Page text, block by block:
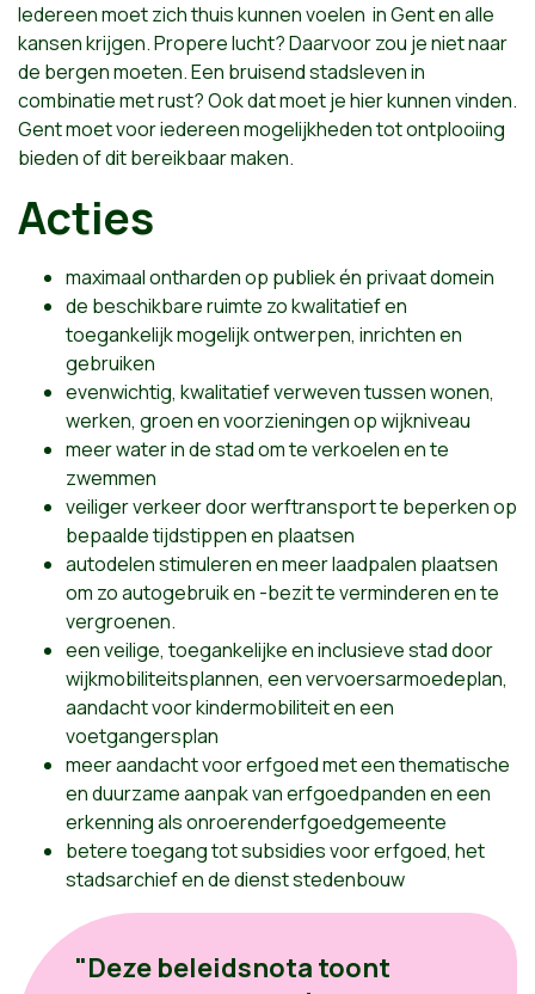
Iedereen moet zich thuis kunnen voelen in Gent en alle
kansen krijgen. Propere lucht? Daarvoor zou je niet naar
de bergen moeten. Een bruisend stadsleven in
combinatie met rust? Ook dat moet je hier kunnen vinden.
Gent moet voor iedereen mogelijkheden tot ontplooiing
bieden of dit bereikbaar maken.
Acties
maximaal ontharden op publiek én privaat domein
de beschikbare ruimte zo kwalitatief en
toegankelijk mogelijk ontwerpen, inrichten en
gebruiken
evenwichtig, kwalitatief verweven tussen wonen,
werken, groen en voorzieningen op wijkniveau
meer water in de stad om te verkoelen en te
zwemmen
veiliger verkeer door werftransport te beperken op
bepaalde tijdstippen en plaatsen
autodelen stimuleren en meer laadpalen plaatsen
om zo autogebruik en -bezit te verminderen en te
vergroenen.
een veilige, toegankelijke en inclusieve stad door
wijkmobiliteitsplannen, een vervoersarmoedeplan,
aandacht voor kindermobiliteit en een
voetgangersplan
meer aandacht voor erfgoed met een thematische
en duurzame aanpak van erfgoedpanden en een
erkenning als onroerenderfgoedgemeente
betere toegang tot subsidies voor erfgoed, het
stadsarchief en de dienst stedenbouw
"Deze beleidsnota toont